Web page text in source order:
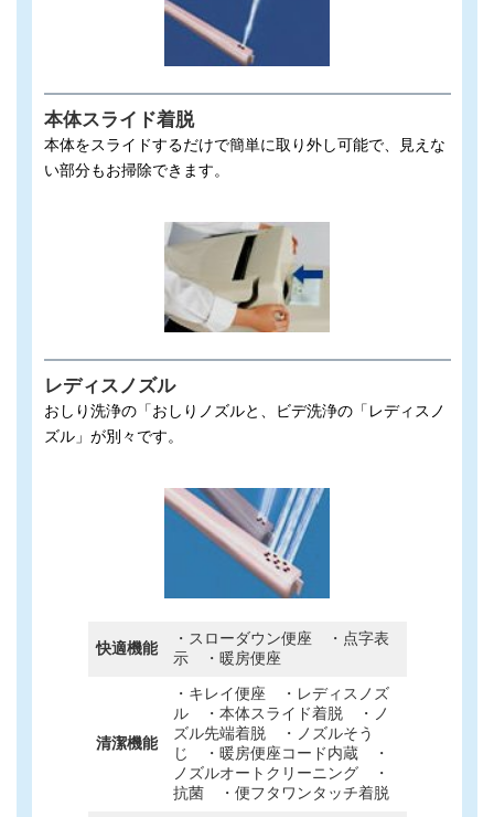
本体スライド着脱
本体をスライドするだけで簡単に取り外し可能で、見えな
い部分もお掃除できます。
レディスノズル
おしり洗浄の「おしりノズルと、ビデ洗浄の「レディスノ
ズル」が別々です。
快適機能
・スローダウン便座 ・点字表
示 ・暖房便座
清潔機能
・キレイ便座 ・レディスノズ
ル ・本体スライド着脱 ・ノ
ズル先端着脱 ・ノズルそう
じ ・暖房便座コード内蔵 ・
ノズルオートクリーニング ・
抗菌 ・便フタワンタッチ着脱